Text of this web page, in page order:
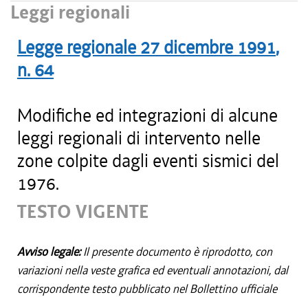
Leggi regionali
Legge regionale 27 dicembre 1991,
n. 64
Modifiche ed integrazioni di alcune
leggi regionali di intervento nelle
zone colpite dagli eventi sismici del
1976.
TESTO VIGENTE
Avviso legale:Il presente documento è riprodotto, con
variazioni nella veste grafica ed eventuali annotazioni, dal
corrispondente testo pubblicato nel Bollettino ufficiale